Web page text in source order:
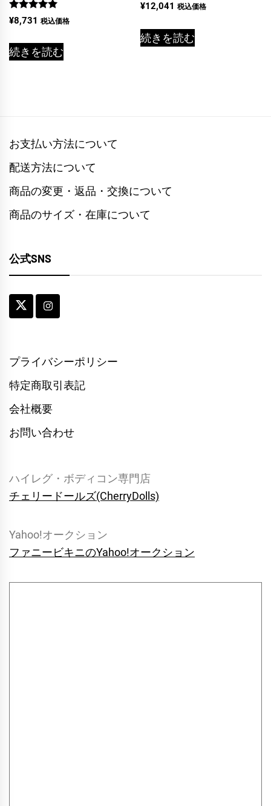
5段階中
5.00
¥8,731 税込価格
続きを読む
¥12,041 税込価格
続きを読む
お支払い方法について
配送方法について
商品の変更・返品・交換について
商品のサイズ・在庫について
公式SNS
プライバシーポリシー
特定商取引表記
会社概要
お問い合わせ
ハイレグ・ボディコン専門店
チェリードールズ(CherryDolls)
Yahoo!オークション
ファニービキニのYahoo!オークション